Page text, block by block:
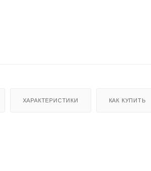
ХАРАКТЕРИСТИКИ КАК КУПИТЬ